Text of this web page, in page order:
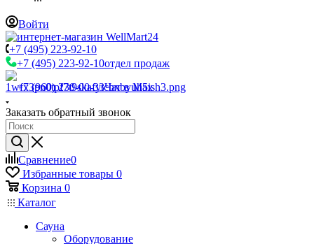
Войти
+7 (495) 223-92-10
+7 (495) 223-92-10отдел продаж
+7 (960) 230-00-33Чат в Max
Заказать обратный звонок
Сравнение0
Избранные товары 0
Корзина 0
Каталог
Сауна
Оборудование